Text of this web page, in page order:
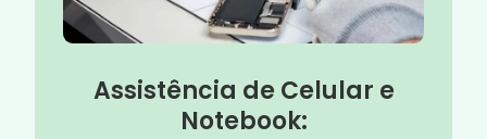
Assistência de Celular e
Notebook: